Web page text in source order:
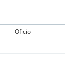
Oficio